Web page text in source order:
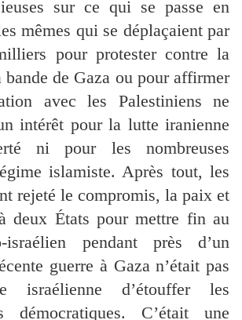
sur ce qui se passe en
mêmes qui se déplaçaient par
pour protester contre la
bande de Gaza ou pour affirmer
avec les Palestiniens ne
intérêt pour la lutte iranienne
ni pour les nombreuses
islamiste. Après tout, les
rejeté le compromis, la paix et
deux États pour mettre fin au
israélien pendant près d’un
guerre à Gaza n’était pas
israélienne d’étouffer les
démocratiques. C’était une